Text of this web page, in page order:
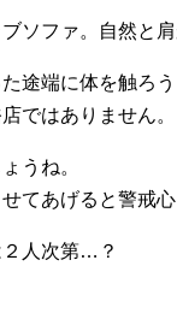
ソファ。自然と
途端に体を触ろ
ではありません。
うね。
てあげると警戒心
人次第…？